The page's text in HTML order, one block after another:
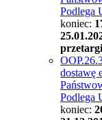
Podlega
koniec:
dostawę
Podlega
koniec: